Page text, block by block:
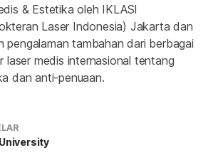
& Estetika oleh IKLASI
Laser Indonesia) Jakarta dan
pengalaman tambahan dari berbagai
laser medis internasional tentang
dan anti-penuaan.